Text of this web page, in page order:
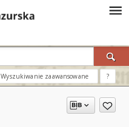
Wyszukiwanie zaawansowane ?